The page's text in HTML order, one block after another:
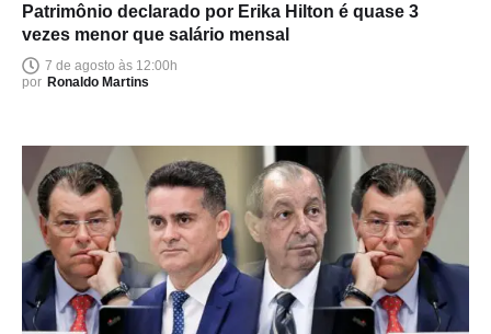
Patrimônio declarado por Erika Hilton é quase 3
vezes menor que salário mensal
7 de agosto às 12:00h
por Ronaldo Martins